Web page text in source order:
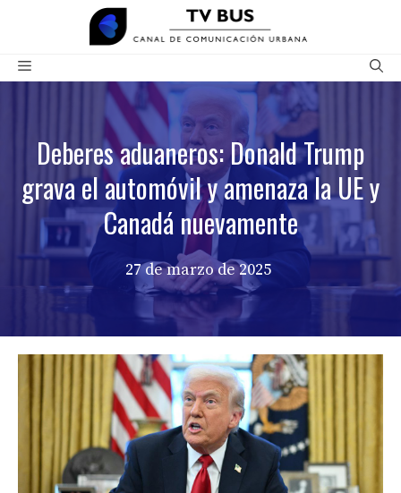
contenido
Menú
Deberes aduaneros: Donald Trump
grava el automóvil y amenaza la UE y
Canadá nuevamente
27 de marzo de 2025